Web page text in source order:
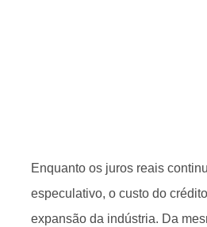
Enquanto os juros reais
especulativo, o custo do
expansão da indústria. Da